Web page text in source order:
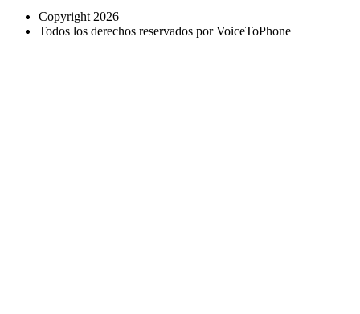
Copyright 2026
Todos los derechos reservados por VoiceToPhone